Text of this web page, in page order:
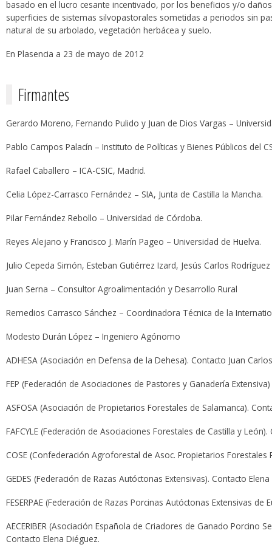
basado en el lucro cesante incentivado, por los beneficios y/o
superficies de sistemas silvopastorales sometidas a periodos sin
natural de su arbolado, vegetación herbácea y suelo.
En Plasencia a 23 de mayo de 2012
Firmantes
Gerardo Moreno, Fernando Pulido y Juan de Dios Vargas –
Pablo Campos Palacín – Instituto de Políticas y Bienes Públicos del
Rafael Caballero – ICA-CSIC, Madrid.
Celia López-Carrasco Fernández – SIA, Junta de Castilla la Mancha.
Pilar Fernández Rebollo – Universidad de Córdoba.
Reyes Alejano y Francisco J. Marín Pageo – Universidad de Huelva.
Julio Cepeda Simón, Esteban Gutiérrez Izard, Jesús Carlos
Juan Serna – Consultor Agroalimentación y Desarrollo Rural
Remedios Carrasco Sánchez – Coordinadora Técnica de la
Modesto Durán López – Ingeniero Agónomo
ADHESA (Asociación en Defensa de la Dehesa). Contacto Juan
FEP (Federación de Asociaciones de Pastores y Ganadería Extensiva)
ASFOSA (Asociación de Propietarios Forestales de Salamanca).
FAFCYLE (Federación de Asociaciones Forestales de Castilla y
COSE (Confederación Agroforestal de Asoc. Propietarios
GEDES (Federación de Razas Autóctonas Extensivas). Contacto
FESERPAE (Federación de Razas Porcinas Autóctonas Extensivas de
AECERIBER (Asociación Española de Criadores de Ganado Porcino
Contacto Elena Diéguez.